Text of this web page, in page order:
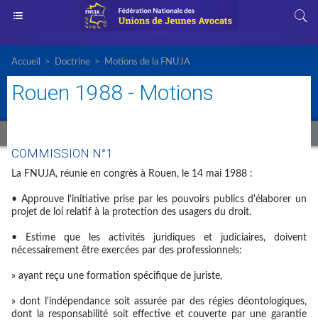
Accueil > Doctrine > Motions de la FNUJA
Rouen 1988 - Motions
COMMISSION N°1
La FNUJA, réunie en congrès à Rouen, le 14 mai 1988 :
• Approuve l'initiative prise par les pouvoirs publics d'élaborer un
projet de loi relatif à la protection des usagers du droit.
• Estime que les activités juridiques et judiciaires, doivent
nécessairement être exercées par des professionnels:
» ayant reçu une formation spécifique de juriste,
» dont l'indépendance soit assurée par des régies déontologiques,
dont la responsabilité soit effective et couverte par une garantie